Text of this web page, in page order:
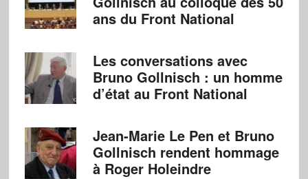
ans du Front National
Les conversations avec
Bruno Gollnisch : un homme
d’état au Front National
Jean-Marie Le Pen et Bruno
Gollnisch rendent hommage
à Roger Holeindre